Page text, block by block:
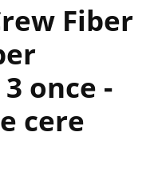
Fiber
once -
cere